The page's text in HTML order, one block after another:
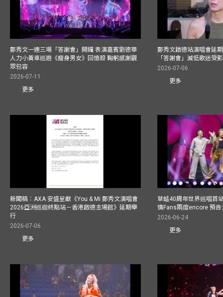
鄭秀文一連三場「答謝會」開鑼 表演嘉賓劉德華
人力小黃車巡遊《瘦身男女》回憶殺 鞠躬感謝觀
眾包容
2026-07-11
更多
鄭秀文啟德站演唱會延
「答謝會」減低歌迷受
2026-07-06
更多
新聞稿︰AXA 安盛呈獻《You & Mi 鄭秀文演唱會
2026亞洲巡迴終點站－香港啟德主場館》延期舉
行
2026-07-06
更多
草蜢40周年世界巡唱首
情Fans兩度encore 預
2026-06-24
更多